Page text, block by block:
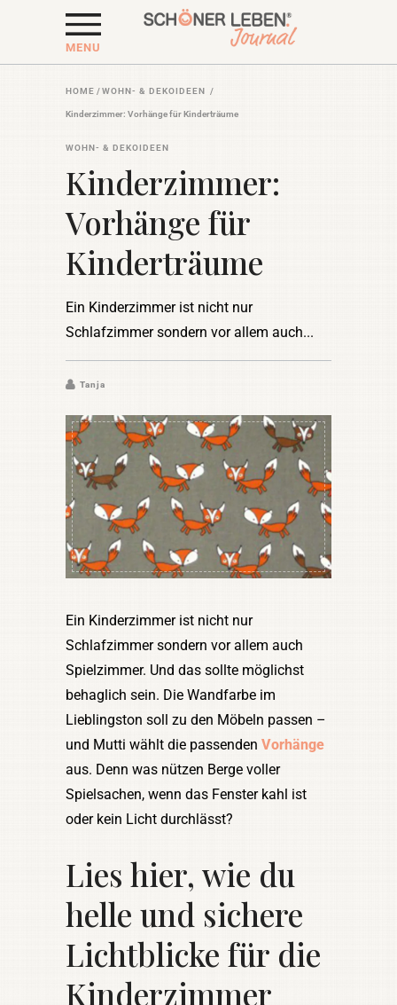
MENU
HOME /WOHN- & DEKOIDEEN /
Kinderzimmer: Vorhänge für Kinderträume
WOHN- & DEKOIDEEN
Kinderzimmer:
Vorhänge für
Kinderträume
Ein Kinderzimmer ist nicht nur
Schlafzimmer sondern vor allem auch
Tanja
Ein Kinderzimmer ist nicht nur
Schlafzimmer sondern vor allem auch
Spielzimmer. Und das sollte möglichst
behaglich sein. Die Wandfarbe im
Lieblingston soll zu den Möbeln passen –
und Mutti wählt die passenden Vorhänge
aus. Denn was nützen Berge voller
Spielsachen, wenn das Fenster kahl ist
oder kein Licht durchlässt?
Lies hier, wie du
helle und sichere
Lichtblicke für die
Kinderzimmer